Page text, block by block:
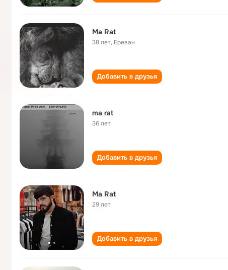
Ma Rat
38 лет, Ереван
Добавить в друзья
ma rat
36 лет
Добавить в друзья
Ma Rat
29 лет
Добавить в друзья